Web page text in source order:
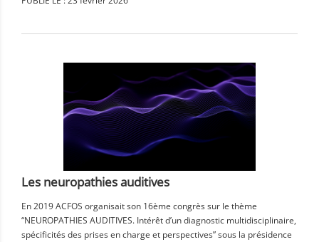
Les neuropathies auditives
En 2019 ACFOS organisait son 16ème congrès sur le thème
“NEUROPATHIES AUDITIVES. Intérêt d’un diagnostic multidisciplinaire,
spécificités des prises en charge et perspectives” sous la présidence